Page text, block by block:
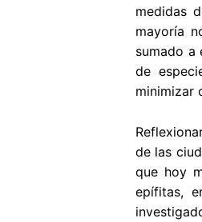
medidas
mayoría
sumado a
de
minimizar
de las
que hoy
epífitas,